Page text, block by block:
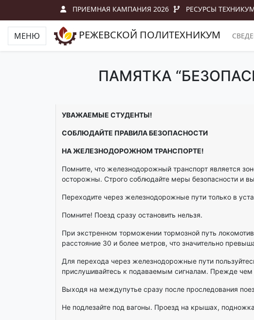
ПРИЕМНАЯ КАМПАНИЯ 2026 РЕСУРСЫ
МЕНЮ РЕЖЕВСКОЙ ПОЛИТЕХНИКУМ
ПАМЯТКА
УВАЖАЕМЫЕ СТУДЕНТЫ!
СОБЛЮДАЙТЕ ПРАВИЛА БЕЗОПАСНОСТИ
НА ЖЕЛЕЗНОДОРОЖНОМ ТРАНСПОРТЕ!
Помните, что железнодорожный транспорт является
осторожны. Строго соблюдайте меры безопасности и
Переходите через железнодорожные пути только в
Помните! Поезд сразу остановить нельзя.
При экстренном торможении тормозной путь
расстояние 30 и более метров, что значительно
Для перехода через железнодорожные пути
прислушивайтесь к подаваемым сигналам. Прежде чем
Выходя на междупутье сразу после проследования
Не подлезайте под вагоны. Проезд на крышах,